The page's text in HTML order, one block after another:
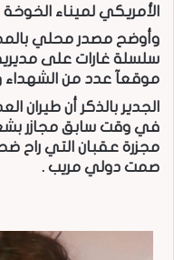
الأمريكي لميناء
وأوضح مصدر محلي
سلسلة غارات على
موقعآ عدد من الشهداء
الجدير بالذكر أن طيران
في وقت سابق مجازر
صمت دولي مريب .